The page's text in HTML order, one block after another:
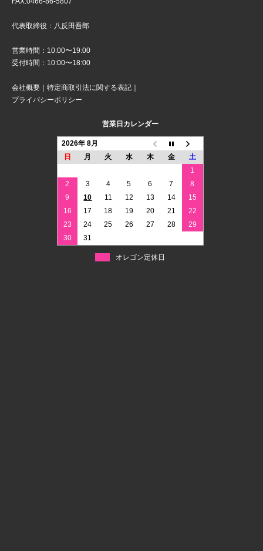
代表取締役：八反田吾郎
営業時間：10:00〜19:00
受付時間：10:00〜18:00
会社概要 特定商取引法に関する表記
プライバシーポリシー
営業日カレンダー
2026年 8月
日
月 火 水 木 金
土
1
2
3 4 5 6 7
8
9
10 11 12 13 14
15
16
17 18 19 20 21
22
23
24 25 26 27 28
29
30
31
オレゴン定休日